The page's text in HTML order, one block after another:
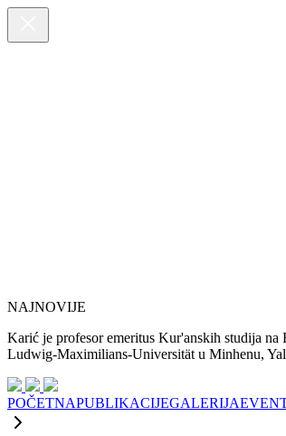
NAJNOVIJE
Karić je profesor emeritus Kur'anskih studija
Ludwig-Maximilians-Universität u Minhenu,
POČETNAPUBLIKACIJEGALERIJA